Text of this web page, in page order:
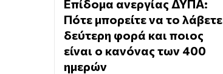
Επίδομα ανεργίας ΔΥΠΑ:
Πότε μπορείτε να το λάβετε
δεύτερη φορά και ποιος
είναι ο κανόνας των 400
ημερών